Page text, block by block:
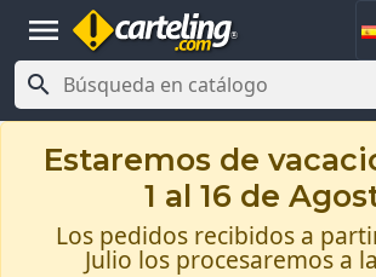
menu

Estaremos de
1 al 16 de
Los pedidos recibidos a
Julio los procesaremos a